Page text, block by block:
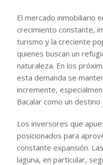
El mercado inmobiliario
crecimiento constante,
turismo y la creciente
quienes buscan un
naturaleza. En los
esta demanda se
incremente,
Bacalar como un
Los inversores que
posicionados para
constante expansión.
laguna, en particular,